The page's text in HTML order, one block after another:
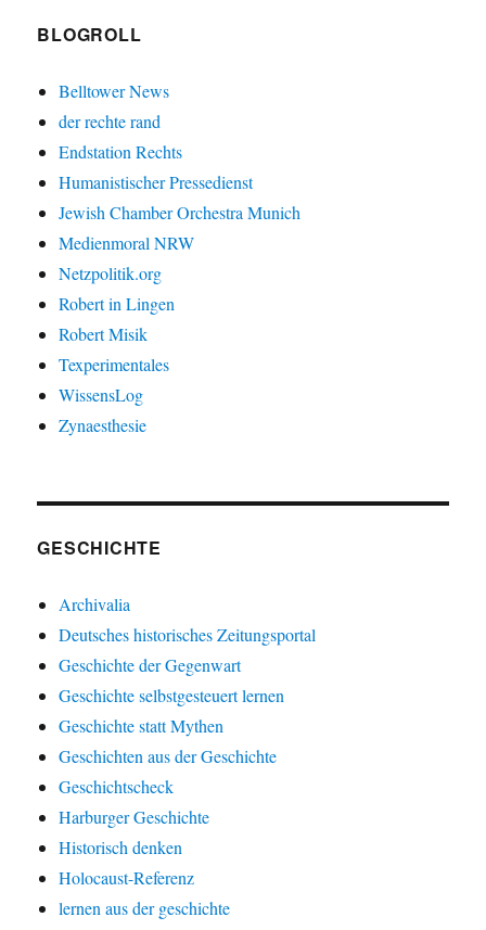
BLOGROLL
Belltower News
der rechte rand
Endstation Rechts
Humanistischer Pressedienst
Jewish Chamber Orchestra Munich
Medienmoral NRW
Netzpolitik.org
Robert in Lingen
Robert Misik
Texperimentales
WissensLog
Zynaesthesie
GESCHICHTE
Archivalia
Deutsches historisches Zeitungsportal
Geschichte der Gegenwart
Geschichte selbstgesteuert lernen
Geschichte statt Mythen
Geschichten aus der Geschichte
Geschichtscheck
Harburger Geschichte
Historisch denken
Holocaust-Referenz
lernen aus der geschichte